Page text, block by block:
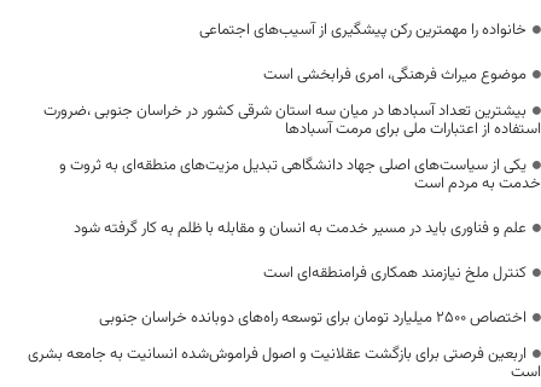
خانواده را مهمترین رکن پیشگیری از آسیب‌های اجتماعی
موضوع میراث فرهنگی، امری فرابخشی است
بیشترین تعداد آسبادها در میان سه استان شرقی کشور در خراسان جنوبی ،ضرورت
استفاده از اعتبارات ملی برای مرمت آسبادها
یکی از سیاست‌های اصلی جهاد دانشگاهی تبدیل مزیت‌های منطقه‌ای به ثروت و
خدمت به مردم است
علم و فناوری باید در مسیر خدمت به انسان و مقابله با ظلم به کار گرفته شود
کنترل ملخ نیازمند همکاری فرامنطقه‌ای است
اختصاص 2500 میلیارد تومان برای توسعه راه‌های دوبانده خراسان جنوبی
اربعین فرصتی برای بازگشت عقلانیت و اصول فراموش‌شده انسانیت به جامعه بشری
است